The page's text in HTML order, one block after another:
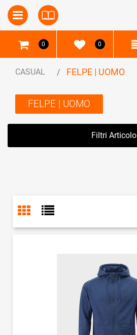
Open Open menu
0 0
CASUAL FELPE | UOMO
FELPE | UOMO
Filtri Articolo